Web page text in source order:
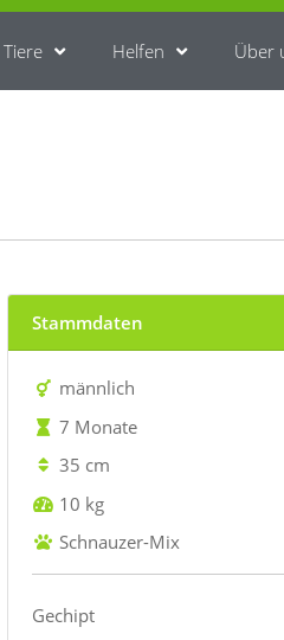
Helfen Über
Stammdaten
männlich
7 Monate
35 cm
10 kg
Schnauzer-Mix
Gechipt